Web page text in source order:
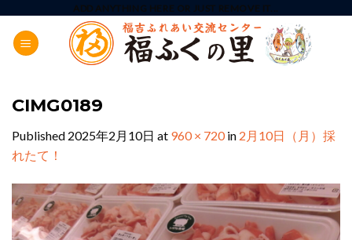
content
ADD ANYTHING HERE OR JUST REMOVE IT...
CIMG0189
Published 2025年2月10日 at 960 × 720in 2月10日（月）採
れたて！